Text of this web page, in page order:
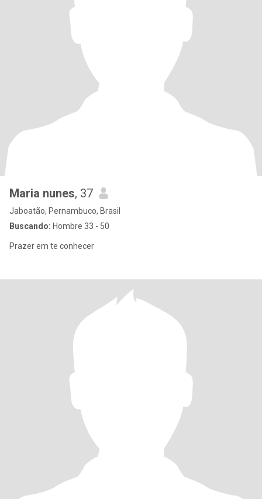
Maria nunes, 37
Jaboatão, Pernambuco, Brasil
Buscando: Hombre 33 - 50
Prazer em te conhecer